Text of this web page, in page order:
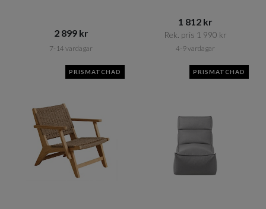
2 899 kr​​
7-14 vardagar
1 812 kr​​
Rek. pris 1 990 kr​​
4-9 vardagar
PRISMATCHAD PRISMATCHAD